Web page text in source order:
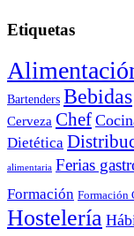
Etiquetas
Bartenders Bebidas
Cerveza Chef
Dietética
alimentaria Ferias
Formación Formación
Hostelería